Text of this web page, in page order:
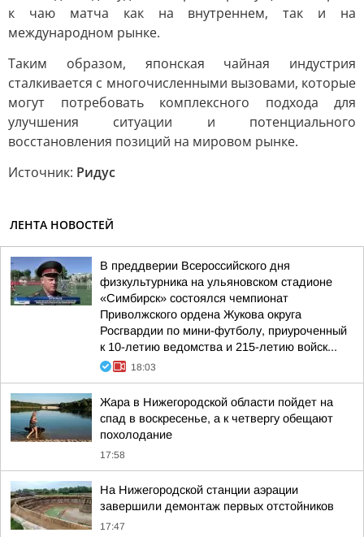
к чаю матча как на внутреннем, так и на
международном рынке.
Таким образом, японская чайная индустрия
сталкивается с многочисленными вызовами, которые
могут потребовать комплексного подхода для
улучшения ситуации и потенциального
восстановления позиций на мировом рынке.
Источник: Ридус
ЛЕНТА НОВОСТЕЙ
В преддверии Всероссийского дня
физкультурника на ульяновском стадионе
«Симбирск» состоялся чемпионат
Приволжского ордена Жукова округа
Росгвардии по мини-футболу, приуроченный
к 10-летию ведомства и 215-летию войск...
18:03
Жара в Нижегородской области пойдет на
спад в воскресенье, а к четвергу обещают
похолодание
17:58
На Нижегородской станции аэрации
завершили демонтаж первых отстойников
17:47